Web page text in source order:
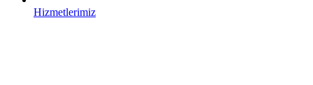
Hizmetlerimiz